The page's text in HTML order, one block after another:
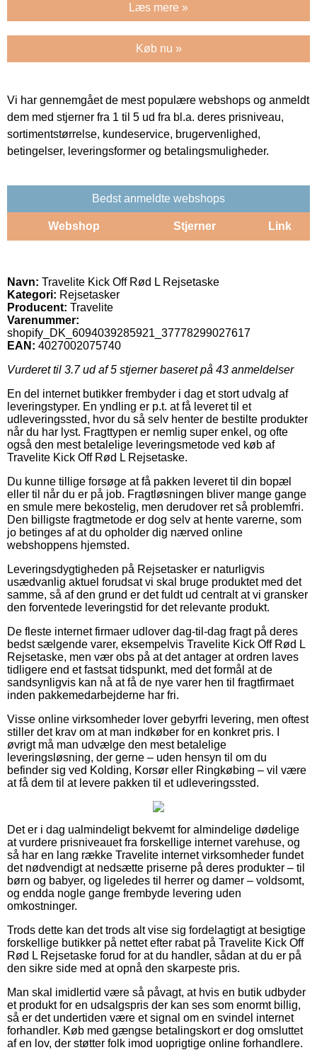
Læs mere »
Køb nu »
Vi har gennemgået de mest populære webshops og anmeldt
dem med stjerner fra 1 til 5 ud fra bl.a. deres prisniveau,
sortimentstørrelse, kundeservice, brugervenlighed,
betingelser, leveringsformer og betalingsmuligheder.
Bedst anmeldte webshops
Webshop Stjerner Link
Navn: Travelite Kick Off Rød L Rejsetaske
Kategori: Rejsetasker
Producent: Travelite
Varenummer:
shopify_DK_6094039285921_37778299027617
EAN: 4027002075740
Vurderet til 3.7ud af 5 stjerner baseret på 43 anmeldelser
En del internet butikker frembyder i dag et stort udvalg af
leveringstyper. En yndling er p.t. at få leveret til et
udleveringssted, hvor du så selv henter de bestilte produkter
når du har lyst. Fragttypen er nemlig super enkel, og ofte
også den mest betalelige leveringsmetode ved køb af
Travelite Kick Off Rød L Rejsetaske.
Du kunne tillige forsøge at få pakken leveret til din bopæl
eller til når du er på job. Fragtløsningen bliver mange gange
en smule mere bekostelig, men derudover ret så problemfri.
Den billigste fragtmetode er dog selv at hente varerne, som
jo betinges af at du opholder dig nærved online
webshoppens hjemsted.
Leveringsdygtigheden på Rejsetasker er naturligvis
usædvanlig aktuel forudsat vi skal bruge produktet med det
samme, så af den grund er det fuldt ud centralt at vi gransker
den forventede leveringstid for det relevante produkt.
De fleste internet firmaer udlover dag-til-dag fragt på deres
bedst sælgende varer, eksempelvis Travelite Kick Off Rød L
Rejsetaske, men vær obs på at det antager at ordren laves
tidligere end et fastsat tidspunkt, med det formål at de
sandsynligvis kan nå at få de nye varer hen til fragtfirmaet
inden pakkemedarbejderne har fri.
Visse online virksomheder lover gebyrfri levering, men oftest
stiller det krav om at man indkøber for en konkret pris. I
øvrigt må man udvælge den mest betalelige
leveringsløsning, der gerne – uden hensyn til om du
befinder sig ved Kolding, Korsør eller Ringkøbing – vil være
at få dem til at levere pakken til et udleveringssted.
Det er i dag ualmindeligt bekvemt for almindelige dødelige
at vurdere prisniveauet fra forskellige internet varehuse, og
så har en lang række Travelite internet virksomheder fundet
det nødvendigt at nedsætte priserne på deres produkter – til
børn og babyer, og ligeledes til herrer og damer – voldsomt,
og endda nogle gange frembyde levering uden
omkostninger.
Trods dette kan det trods alt vise sig fordelagtigt at besigtige
forskellige butikker på nettet efter rabat på Travelite Kick Off
Rød L Rejsetaske forud for at du handler, sådan at du er på
den sikre side med at opnå den skarpeste pris.
Man skal imidlertid være så påvagt, at hvis en butik udbyder
et produkt for en udsalgspris der kan ses som enormt billig,
så er det undertiden være et signal om en svindel internet
forhandler. Køb med gængse betalingskort er dog omsluttet
af en lov, der støtter folk imod uoprigtige online forhandlere.